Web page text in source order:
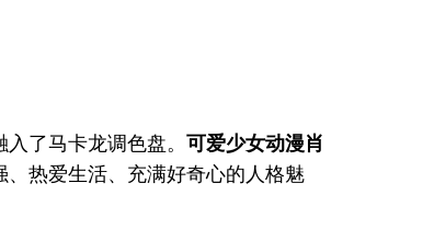
了马卡龙调色盘。 可爱少女动漫肖
热爱生活、充满好奇心的人格魅